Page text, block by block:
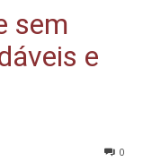
sem
e
0